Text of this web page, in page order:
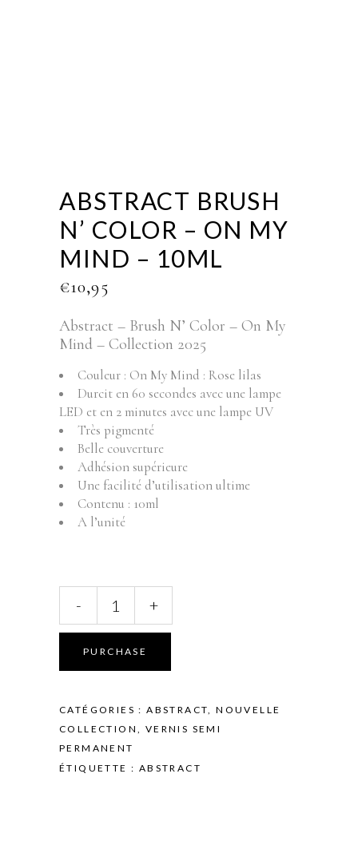
ABSTRACT BRUSH
N’ COLOR – ON MY
MIND – 10ML
€10,95
Abstract – Brush N’ Color – On My
Mind – Collection 2025
Couleur : On My Mind : Rose lilas
Durcit en 60 secondes avec une lampe
LED et en 2 minutes avec une lampe UV
Très pigmenté
Belle couverture
Adhésion supérieure
Une facilité d’utilisation ultime
Contenu : 10ml
A l’unité
N'
COLOR
-
MY
MIND
-
10ML
quantity
- +
PURCHASE
CATÉGORIES :ABSTRACT,NOUVELLE
COLLECTION, VERNIS SEMI
PERMANENT
ÉTIQUETTE : ABSTRACT